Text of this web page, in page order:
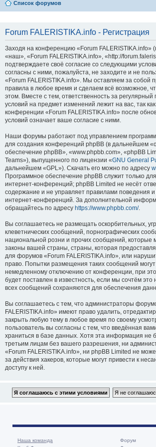
Список форумов
Forum FALERISTIKA.info - Регистрация
Заходя на конференцию «Forum
«наш», «Forum FALERISTIKA.info», «http://
подтверждаете своё согласие со следующими
согласны с ними, пожалуйста, не заходите и не
«Forum FALERISTIKA.info». Мы оставляем за собой
правила в любое время и сделаем всё возможное,
этом. Вместе с тем, ответственность за
условий на предмет изменений лежит на вас, так
конференции «Forum FALERISTIKA.info» после
условий означает ваше согласие с ними.
Наши форумы работают под управлением
для создания конференций phpBB (в дальнейшем
обеспечение phpBB», «www.phpbb.com», «phpBB
Teams»), выпущенного по лицензии «GNU General
дальнейшем «GPL»). Скачать его можно по адресу
Программное обеспечение phpBB служит только
интернет-конференций; phpBB Limited не несёт
содержание и не управляет правилами поведения и
интернет-конференций. За дополнительной
обращайтесь по адресу https://www.phpbb.com/.
Вы соглашаетесь не размещать оскорбительных,
клеветнических сообщений, порнографических
национальной розни и прочих сообщений, которые
законы вашей страны, страны, которая
для форумов «Forum FALERISTIKA.info», или
право. Попытки размещения таких сообщений
немедленному отключению от конференции, при
будет поставлен в известность, если мы сочтём
всех сообщений сохраняются для обеспечения
Вы соглашаетесь с тем, что администраторы
FALERISTIKA.info» имеют право удалить,
закрыть любую тему в любое время по своему
пользователь вы согласны с тем, что введённая
храниться в базе данных. Хотя эта информация не
третьим лицам без вашего разрешения, ни
«Forum FALERISTIKA.info», ни phpBB Limited не
за действия хакеров, которые могут привести к
доступу к ней.
Наша команда
Форум